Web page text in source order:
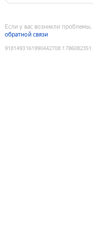
Если у вас возникли
обратной связи
9181493161990442708:1786082351